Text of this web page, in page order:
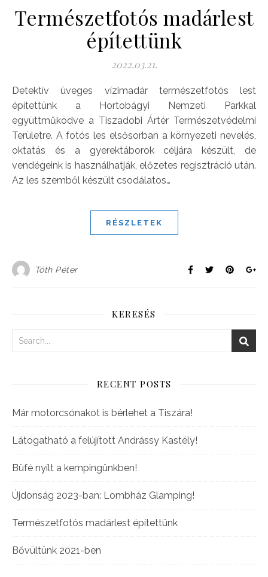
Természetfotós madárlest
építettünk
2022.03.21.
Detektív üveges vízimadár természetfotós lest
építettünk a Hortobágyi Nemzeti Parkkal
együttműködve a Tiszadobi Ártér Természetvédelmi
Területre. A fotós les elsősorban a környezeti nevelés,
oktatás és a gyerektáborok céljára készült, de
vendégeink is használhatják, előzetes regisztráció után.
Az les szemből készült csodálatos…
RÉSZLETEK
Tóth Péter
KERESÉS
RECENT POSTS
Már motorcsónakot is bérlehet a Tiszára!
Látogatható a felújított Andrássy Kastély!
Büfé nyílt a kempingünkben!
Újdonság 2023-ban: Lombház Glamping!
Természetfotós madárlest építettünk
Bővültünk 2021-ben